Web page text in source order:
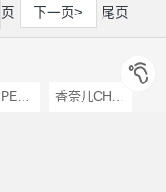
页 下一页> 尾页
百雀羚PECHOIN